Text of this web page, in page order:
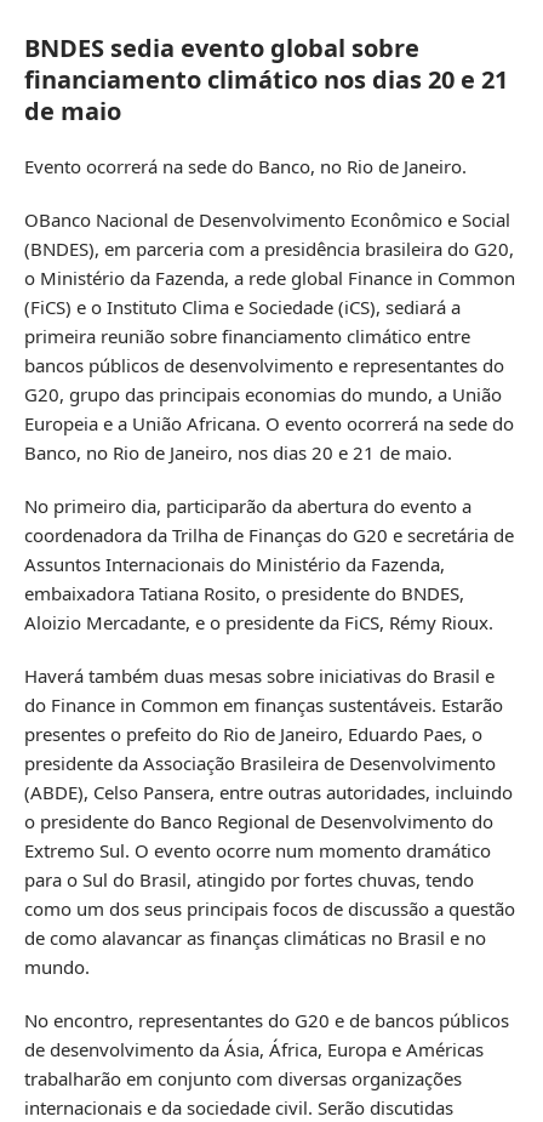
BNDES sedia evento global sobre
financiamento climático nos dias 20 e 21
de maio
Evento ocorrerá na sede do Banco, no Rio de Janeiro.
OBanco Nacional de Desenvolvimento Econômico e Social
(BNDES), em parceria com a presidência brasileira do G20,
o Ministério da Fazenda, a rede global Finance in Common
(FiCS) e o Instituto Clima e Sociedade (iCS), sediará a
primeira reunião sobre financiamento climático entre
bancos públicos de desenvolvimento e representantes do
G20, grupo das principais economias do mundo, a União
Europeia e a União Africana. O evento ocorrerá na sede do
Banco, no Rio de Janeiro, nos dias 20 e 21 de maio.
No primeiro dia, participarão da abertura do evento a
coordenadora da Trilha de Finanças do G20 e secretária de
Assuntos Internacionais do Ministério da Fazenda,
embaixadora Tatiana Rosito, o presidente do BNDES,
Aloizio Mercadante, e o presidente da FiCS, Rémy Rioux.
Haverá também duas mesas sobre iniciativas do Brasil e
do Finance in Common em finanças sustentáveis. Estarão
presentes o prefeito do Rio de Janeiro, Eduardo Paes, o
presidente da Associação Brasileira de Desenvolvimento
(ABDE), Celso Pansera, entre outras autoridades, incluindo
o presidente do Banco Regional de Desenvolvimento do
Extremo Sul. O evento ocorre num momento dramático
para o Sul do Brasil, atingido por fortes chuvas, tendo
como um dos seus principais focos de discussão a questão
de como alavancar as finanças climáticas no Brasil e no
mundo.
No encontro, representantes do G20 e de bancos públicos
de desenvolvimento da Ásia, África, Europa e Américas
trabalharão em conjunto com diversas organizações
internacionais e da sociedade civil. Serão discutidas